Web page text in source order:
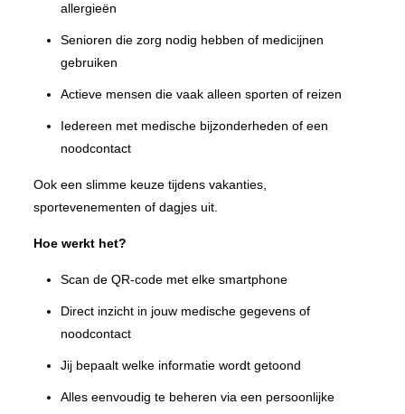
allergieën
Senioren die zorg nodig hebben of medicijnen
gebruiken
Actieve mensen die vaak alleen sporten of reizen
Iedereen met medische bijzonderheden of een
noodcontact
Ook een slimme keuze tijdens vakanties,
sportevenementen of dagjes uit.
Hoe werkt het?
Scan de QR-code met elke smartphone
Direct inzicht in jouw medische gegevens of
noodcontact
Jij bepaalt welke informatie wordt getoond
Alles eenvoudig te beheren via een persoonlijke